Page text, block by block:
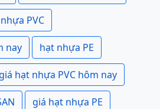
PVC
nay hạt nhựa PE
hạt nhựa PVC hôm nay
giá hạt nhựa PE